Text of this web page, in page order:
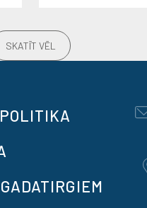
SKATĪT VĒL